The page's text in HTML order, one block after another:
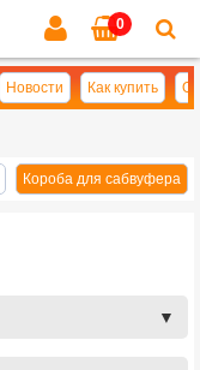
0
Новости Как купить
Короба для сабвуфера